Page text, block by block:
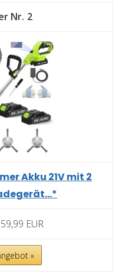
2
Akku 21V mit 2
59,99 EUR
»